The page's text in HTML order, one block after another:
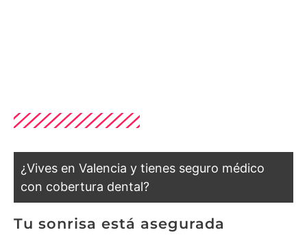
¿Vives en Valencia y tienes seguro médico
con cobertura dental?
Tu sonrisa está asegurada